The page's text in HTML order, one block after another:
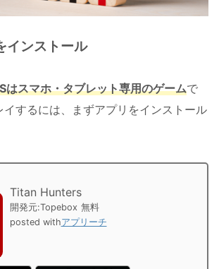
インストール
はスマホ・タブレット専用のゲームで
するには、まずアプリをインストール
Titan Hunters
開発元:Topebox 無料
posted withアプリーチ